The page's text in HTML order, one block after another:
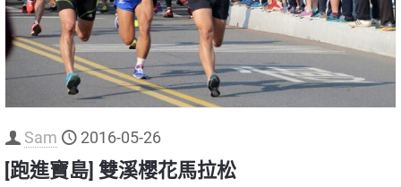
Sam 2016-05-26
[跑進寶島] 雙溪櫻花馬拉松